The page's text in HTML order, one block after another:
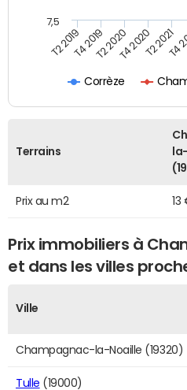
Corrèze
T2 2019T4 2019T2 2020T4 2020T2 2021
T4
7,5
Terrains
Prix au m2 13
Prix immobiliers à
et dans les villes
Ville
Champagnac-la-Noaille (19320)
Tulle (19000)